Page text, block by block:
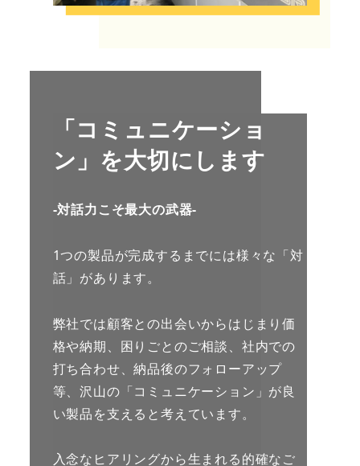
「コミュニケーショ
ン」を大切にします
-対話力こそ最大の武器-
1つの製品が完成するまでには様々な「対
話」があります。
弊社では顧客との出会いからはじまり価
格や納期、困りごとのご相談、社内での
打ち合わせ、納品後のフォローアップ
等、沢山の「コミュニケーション」が良
い製品を支えると考えています。
入念なヒアリングから生まれる的確なご